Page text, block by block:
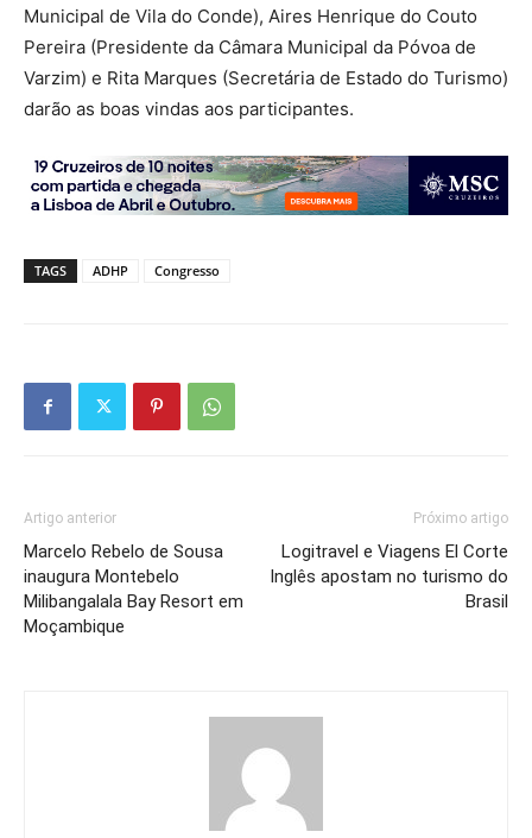
Municipal de Vila do Conde), Aires Henrique do Couto
Pereira (Presidente da Câmara Municipal da Póvoa de
Varzim) e Rita Marques (Secretária de Estado do Turismo)
darão as boas vindas aos participantes.
TAGS ADHP Congresso
Artigo anterior
Marcelo Rebelo de Sousa
inaugura Montebelo
Milibangalala Bay Resort em
Moçambique
Próximo artigo
Logitravel e Viagens El Corte
Inglês apostam no turismo do
Brasil